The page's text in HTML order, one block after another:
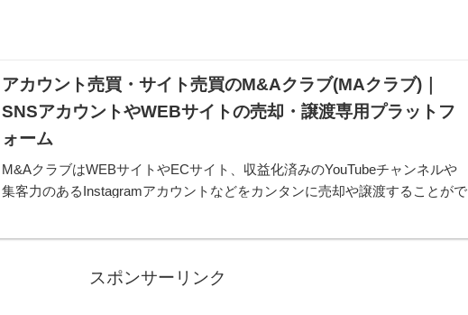
アカウント売買・サイト売買のM&Aクラブ(MAクラブ)｜
SNSアカウントやWEBサイトの売却・譲渡専用プラットフ
ォーム
M&AクラブはWEBサイトやECサイト、収益化済みのYouTubeチャンネルや
集客力のあるInstagramアカウントなどをカンタンに売却や譲渡することがで
可能。取引完了ま...
スポンサーリンク